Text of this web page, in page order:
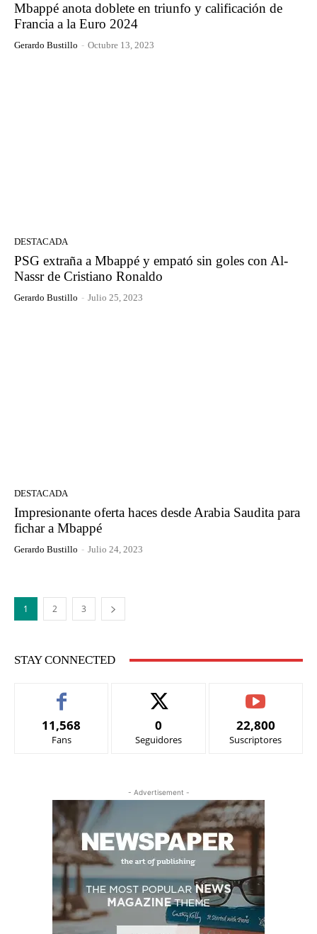
Mbappé anota doblete en triunfo y calificación de
Francia a la Euro 2024
Gerardo Bustillo - Octubre 13, 2023
DESTACADA
PSG extraña a Mbappé y empató sin goles con Al-
Nassr de Cristiano Ronaldo
Gerardo Bustillo - Julio 25, 2023
DESTACADA
Impresionante oferta haces desde Arabia Saudita para
fichar a Mbappé
Gerardo Bustillo - Julio 24, 2023
1 2 3
STAY CONNECTED
11,568
Fans
0
Seguidores
22,800
Suscriptores
- Advertisement -